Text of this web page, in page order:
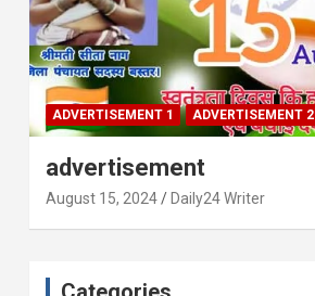
ADVERTISEMENT 1 ADVERTISEMENT 2
advertisement
August 15, 2024 Daily24 Writer